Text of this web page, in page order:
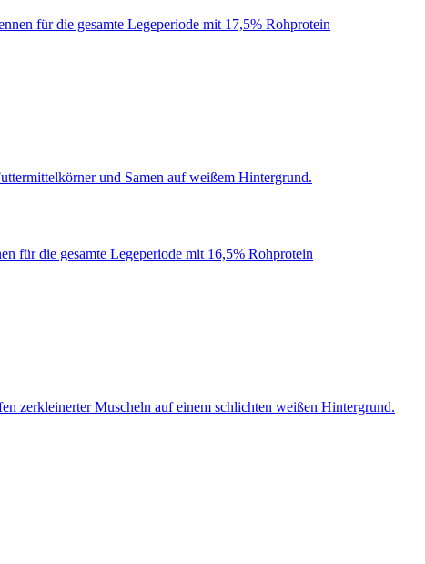
für die gesamte Legeperiode mit 17,5% Rohprotein
für die gesamte Legeperiode mit 16,5% Rohprotein